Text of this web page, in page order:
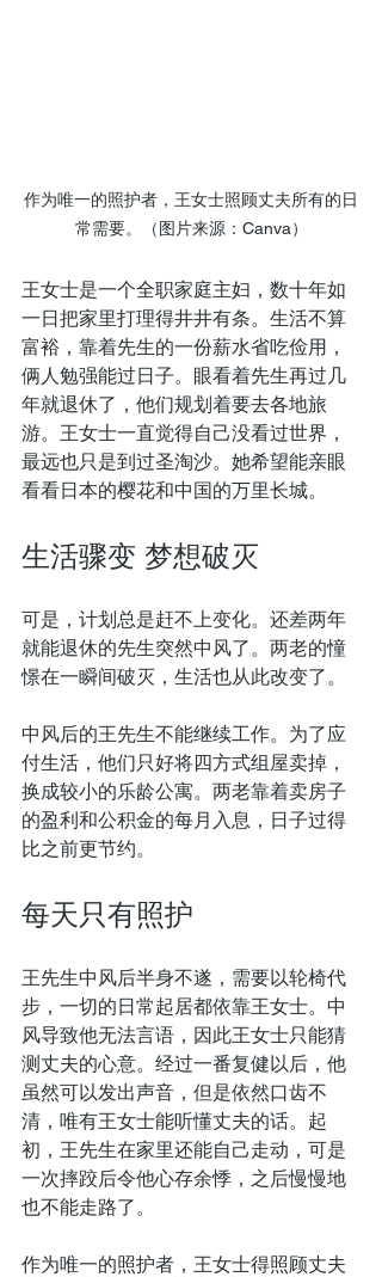
作为唯一的照护者，王女士照顾丈夫所有的日
常需要。（图片来源：Canva）
王女士是一个全职家庭主妇，数十年如
一日把家里打理得井井有条。生活不算
富裕，靠着先生的一份薪水省吃俭用，
俩人勉强能过日子。眼看着先生再过几
年就退休了，他们规划着要去各地旅
游。王女士一直觉得自己没看过世界，
最远也只是到过圣淘沙。她希望能亲眼
看看日本的樱花和中国的万里长城。
生活骤变 梦想破灭
可是，计划总是赶不上变化。还差两年
就能退休的先生突然中风了。两老的憧
憬在一瞬间破灭，生活也从此改变了。
中风后的王先生不能继续工作。为了应
付生活，他们只好将四方式组屋卖掉，
换成较小的乐龄公寓。两老靠着卖房子
的盈利和公积金的每月入息，日子过得
比之前更节约。
每天只有照护
王先生中风后半身不遂，需要以轮椅代
步，一切的日常起居都依靠王女士。中
风导致他无法言语，因此王女士只能猜
测丈夫的心意。经过一番复健以后，他
虽然可以发出声音，但是依然口齿不
清，唯有王女士能听懂丈夫的话。起
初，王先生在家里还能自己走动，可是
一次摔跤后令他心存余悸，之后慢慢地
也不能走路了。
作为唯一的照护者，王女士得照顾丈夫